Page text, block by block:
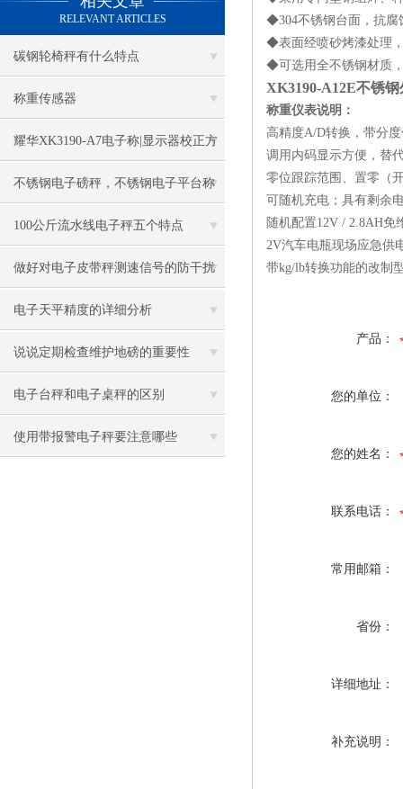
RELEVANT ARTICLES
碳钢轮椅秤有什么特点
称重传感器
耀华XK3190-A7电子称|显示器校正方
法
不锈钢电子磅秤，不锈钢电子平台称
100公斤流水线电子秤五个特点
做好对电子皮带秤测速信号的防干扰
工作
电子天平精度的详细分析
说说定期检查维护地磅的重要性
电子台秤和电子桌秤的区别
使用带报警电子秤要注意哪些
◆304不锈钢台面，抗腐
◆表面经喷砂烤漆处理
◆可选用全不锈钢材质
XK3190-A12E不锈
称重仪表说明 ：
高精度A/D转换，带分
调用内码显示方便，替
零位跟踪范围、置零（
可随机充电；具有剩余
随机配置12V / 2.8AH免
2V汽车电瓶现场应急供
带kg/lb转换功能的改制
产品：
您的单位：
您的姓名：
联系电话：
常用邮箱：
省份：
详细地址：
补充说明：